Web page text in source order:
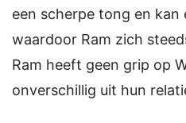
een scherpe tong en
waardoor Ram zich
Ram heeft geen grip op
onverschillig uit hun